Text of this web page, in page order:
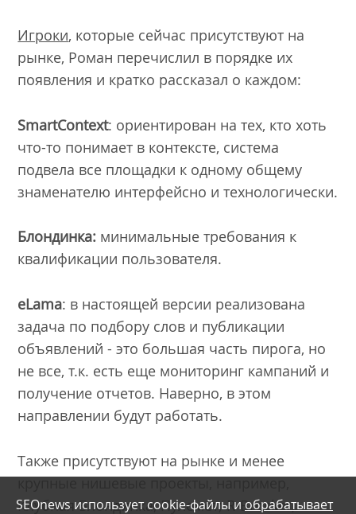
Игроки, которые сейчас присутствуют на
рынке, Роман перечислил в порядке их
появления и кратко рассказал о каждом:
SmartContext: ориентирован на тех, кто хоть
что-то понимает в контексте, система
подвела все площадки к одному общему
знаменателю интерфейсно и технологически.
Блондинка: минимальные требования к
квалификации пользователя.
eLama: в настоящей версии реализована
задача по подбору слов и публикации
объявлений - это большая часть пирога, но
не все, т.к. есть еще мониторинг кампаний и
получение отчетов. Наверно, в этом
направлении будут работать.
Также присутствуют на рынке и менее
крупные нишевые проекты, например,
Клубная Блондинка, Пулемет; R-Brocker,
SEOnews использует cookie-файлы и обрабатывает